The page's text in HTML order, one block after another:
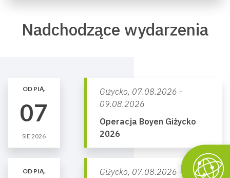
Nadchodzące wydarzenia
OD PIĄ.
07
SIE 2026
Giżycko, 07.08.2026 -
09.08.2026
Operacja Boyen Giżycko
2026
OD PIĄ. Giżycko, 07.08.2026 -